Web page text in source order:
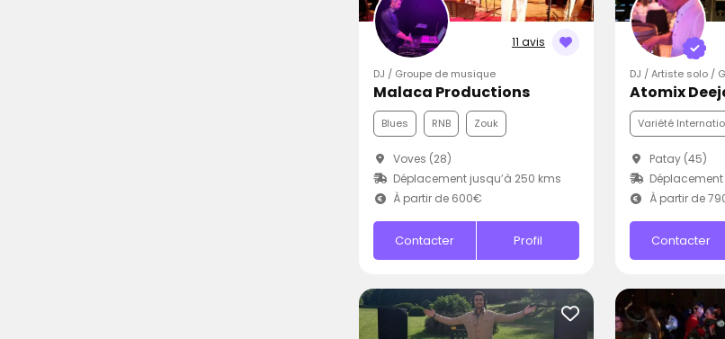
11 avis
DJ / Groupe de musique
Malaca Productions
Blues RNB Zouk
Voves (28)
Déplacement jusqu’à 250 kms
À partir de 600€
Contacter Profil
DJ / Artiste solo /
Atomix
Variété
Patay (45)
À partir de
Contacter